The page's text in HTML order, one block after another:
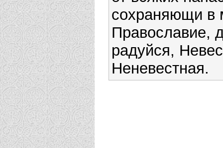
сохраняющи в
Православие,
радуйся,
Неневестная.